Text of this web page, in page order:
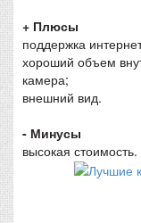
+ Плюсы
поддержка
хороший объем
камера;
внешний вид.
- Минусы
высокая стоимость.